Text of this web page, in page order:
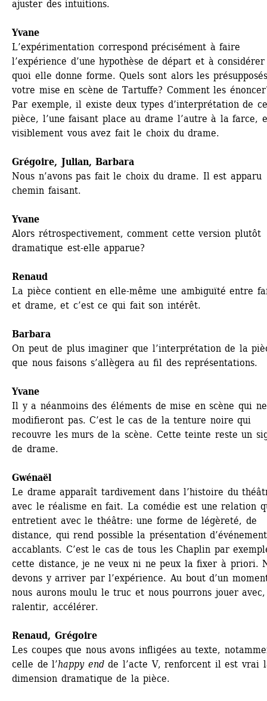
ajuster des intuitions.
Yvane
L’expérimentation correspond précisément à faire
l’expérience d’une hypothèse de départ et à
quoi elle donne forme. Quels sont alors les
votre mise en scène de Tartuffe? Comment les
Par exemple, il existe deux types d’interprétation de
pièce, l’une faisant place au drame l’autre à la farce,
visiblement vous avez fait le choix du drame.
Grégoire, Julian, Barbara
Nous n’avons pas fait le choix du drame. Il est apparu
chemin faisant.
Yvane
Alors rétrospectivement, comment cette version plutôt
dramatique est-elle apparue?
Renaud
La pièce contient en elle-même une ambiguïté entre
et drame, et c’est ce qui fait son intérêt.
Barbara
On peut de plus imaginer que l’interprétation de la
que nous faisons s’allègera au fil des représentations.
Yvane
Il y a néanmoins des éléments de mise en scène qui
modifieront pas. C’est le cas de la tenture noire qui
recouvre les murs de la scène. Cette teinte reste un
de drame.
Gwénaël
Le drame apparaît tardivement dans l’histoire du
avec le réalisme en fait. La comédie est une relation
entretient avec le théâtre: une forme de légèreté, de
distance, qui rend possible la présentation
accablants. C’est le cas de tous les Chaplin par
cette distance, je ne veux ni ne peux la fixer à priori.
devons y arriver par l’expérience. Au bout d’un
nous aurons moulu le truc et nous pourrons jouer avec,
ralentir, accélérer.
Renaud, Grégoire
Les coupes que nous avons infligées au texte,
celle de l’happy endde l’acte V, renforcent il est vrai
dimension dramatique de la pièce.